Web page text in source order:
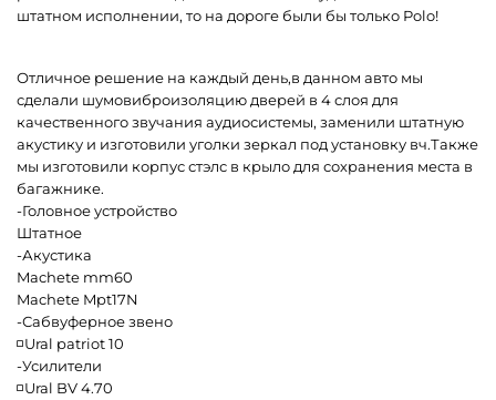
штатном исполнении, то на дороге были бы только Polo!
Отличное решение на каждый день,в данном авто мы
сделали шумовиброизоляцию дверей в 4 слоя для
качественного звучания аудиосистемы, заменили штатную
акустику и изготовили уголки зеркал под установку вч.Также
мы изготовили корпус стэлс в крыло для сохранения места в
багажнике.
-Головное устройство
Штатное
-Акустика
Machete mm60
Machete Mpt17N
-Сабвуферное звено
◽Ural patriot 10
-Усилители
◽Ural BV 4.70